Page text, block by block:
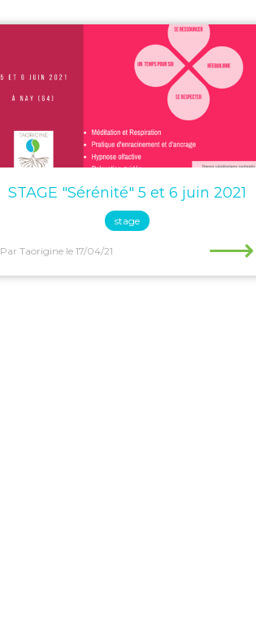
STAGE "Sérénité" 5 et 6 juin 2021
stage
Par Taorigine le 17/04/21 ⟶